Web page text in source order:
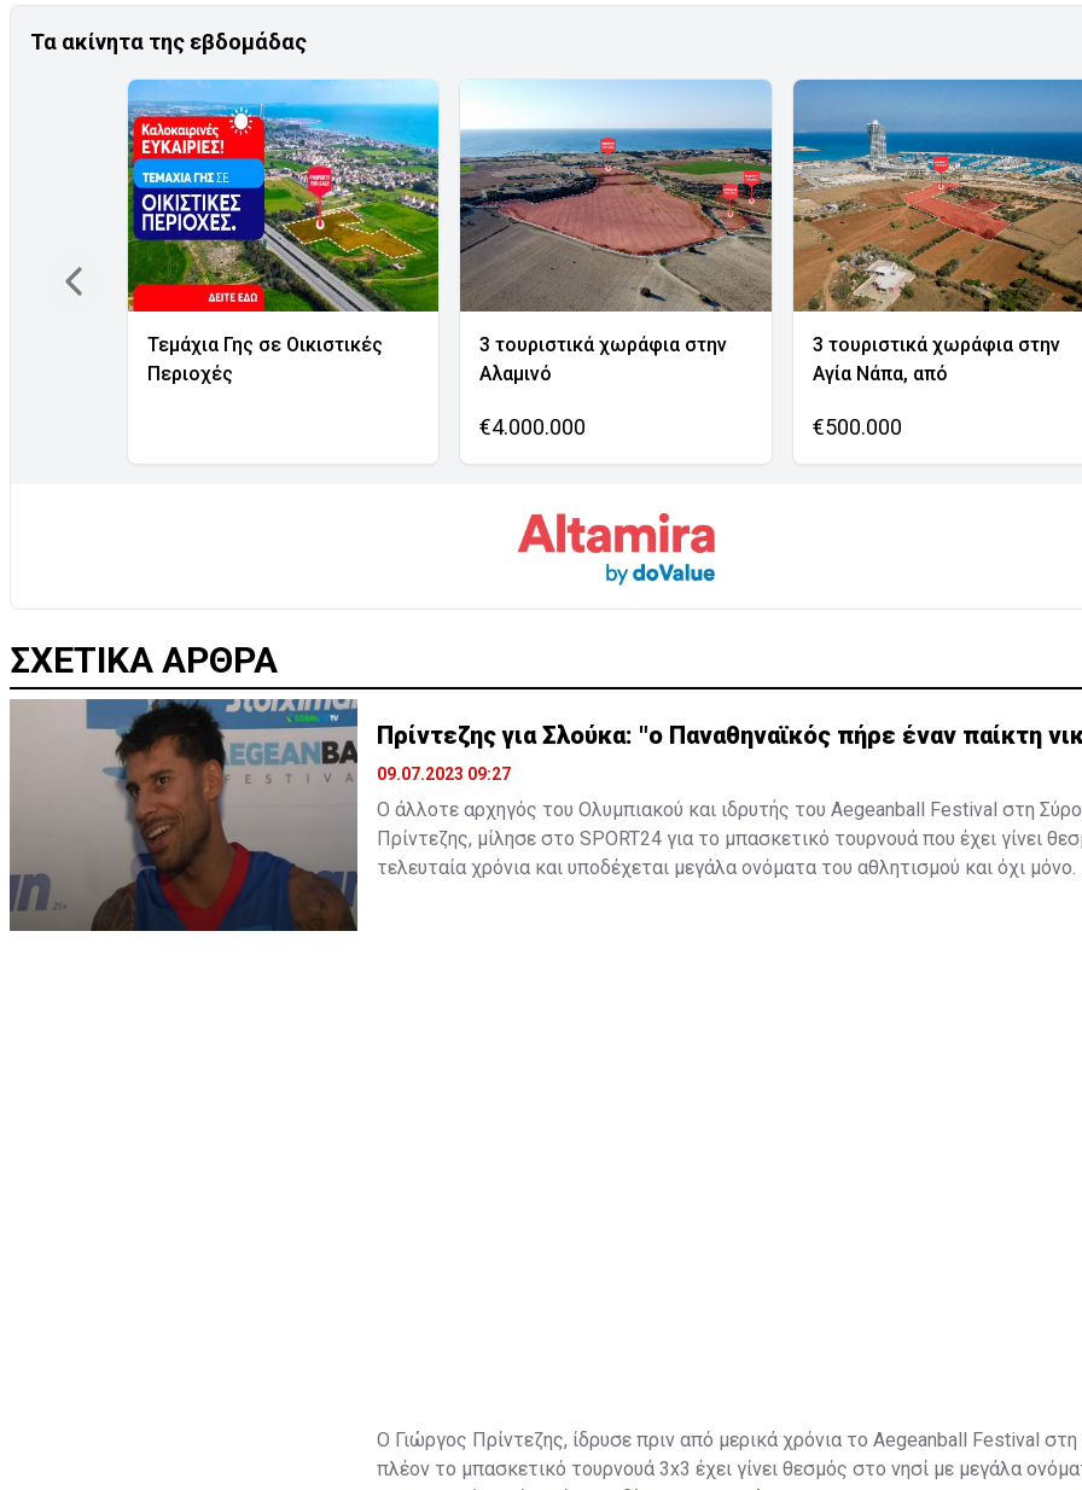
Τα ακίνητα της εβδομάδας
Τεμάχια Γης σε Οικιστικές
Περιοχές
3 τουριστικά χωράφια στην
Αλαμινό
€4.000.000
3 τουριστικά χωράφια στην
Αγία Νάπα, από
€500.000
ΣΧΕΤΙΚΑ ΑΡΘΡΑ
Πρίντεζης για Σλούκα: "ο Παναθηναϊκός πήρε έναν παίκτη
09.07.2023 09:27
Ο άλλοτε αρχηγός του Ολυμπιακού και ιδρυτής του Aegeanball Festival στη
Πρίντεζης, μίλησε στο SPORT24 για το μπασκετικό τουρνουά που έχει γίνει
τελευταία χρόνια και υποδέχεται μεγάλα ονόματα του αθλητισμού και όχι μόνο.
Ο Γιώργος Πρίντεζης, ίδρυσε πριν από μερικά χρόνια το Aegeanball Festival στη
πλέον το μπασκετικό τουρνουά 3x3 έχει γίνει θεσμός στο νησί με μεγάλα